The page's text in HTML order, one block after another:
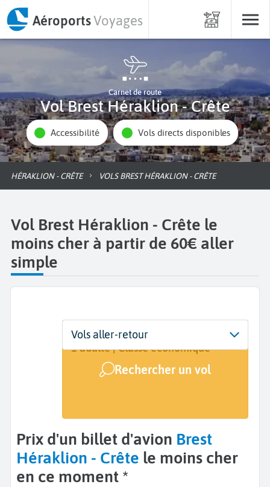
AéroportsVoyages
Carnet de route
Vol Brest Héraklion - Crête
Accessibilité Vols directs disponibles
HÉRAKLION - CRÊTE VOLS BREST HÉRAKLION - CRÊTE
Vol Brest Héraklion - Crête le
moins cher à partir de 60€ aller
simple
Départ
Brest (BES)
Dates
25 août - 8 sept.
Voyageurs | Classe
1 adulte | Classe économique
Rechercher un vol
Vols aller-retour
Prix d'un billet d'avion Brest
Héraklion - Crête le moins cher
en ce moment *